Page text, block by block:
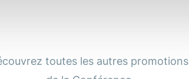
toutes les autres promotions